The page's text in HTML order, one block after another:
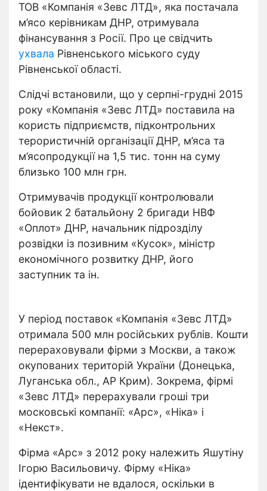
ТОВ «Компанія «Зевс ЛТД», яка постачала
м’ясо керівникам ДНР, отримувала
фінансування з Росії. Про це свідчить
ухвала Рівненського міського суду
Рівненської області.
Слідчі встановили, що у серпні-грудні 2015
року «Компанія «Зевс ЛТД» поставила на
користь підприємств, підконтрольних
терористичній організації ДНР, м’яса та
м’ясопродукції на 1,5 тис. тонн на суму
близько 100 млн грн.
Отримувачів продукції контролювали
бойовик 2 батальйону 2 бригади НВФ
«Оплот» ДНР, начальник підрозділу
розвідки із позивним «Кусок», міністр
економічного розвитку ДНР, його
заступник та ін.
У період поставок «Компанія «Зевс ЛТД»
отримала 500 млн російських рублів. Кошти
перераховували фірми з Москви, а також
окупованих територій України (Донецька,
Луганська обл., АР Крим). Зокрема, фірмі
«Зевс ЛТД» перерахували гроші три
московські компанії: «Арс», «Ніка» і
«Некст».
Фірма «Арс» з 2012 року належить Яшутіну
Ігорю Васильовичу. Фірму «Ніка»
ідентифікувати не вдалося, оскільки в